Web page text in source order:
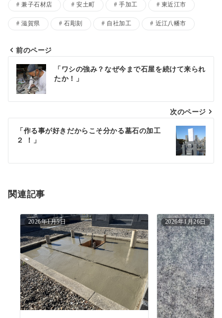
兼子石材店 安土町 手加工 東近江市
滋賀県 石彫刻 自社加工 近江八幡市
投
稿
ナ
シ
ン
前のページ
「ワシの強み？なぜ今まで石屋を続けて来られ
たか！」
次のページ
「作る事が好きだからこそ分かる墓石の加工
２ ！」
関連記事
2026年1月5日 2026年1月26日